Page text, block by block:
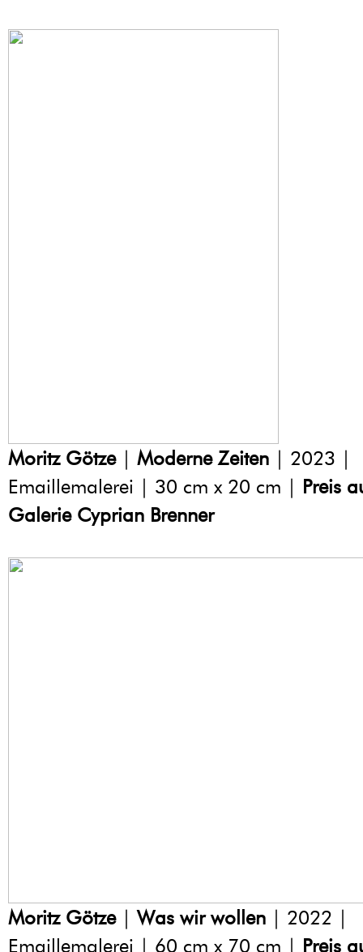
Moritz Götze| Moderne Zeiten | 2023 |
Emaillemalerei | 30 cm x 20 cm | Preis
Galerie Cyprian Brenner
Moritz Götze|Was wir wollen | 2022 |
Emaillemalerei | 60 cm x 70 cm | Preis